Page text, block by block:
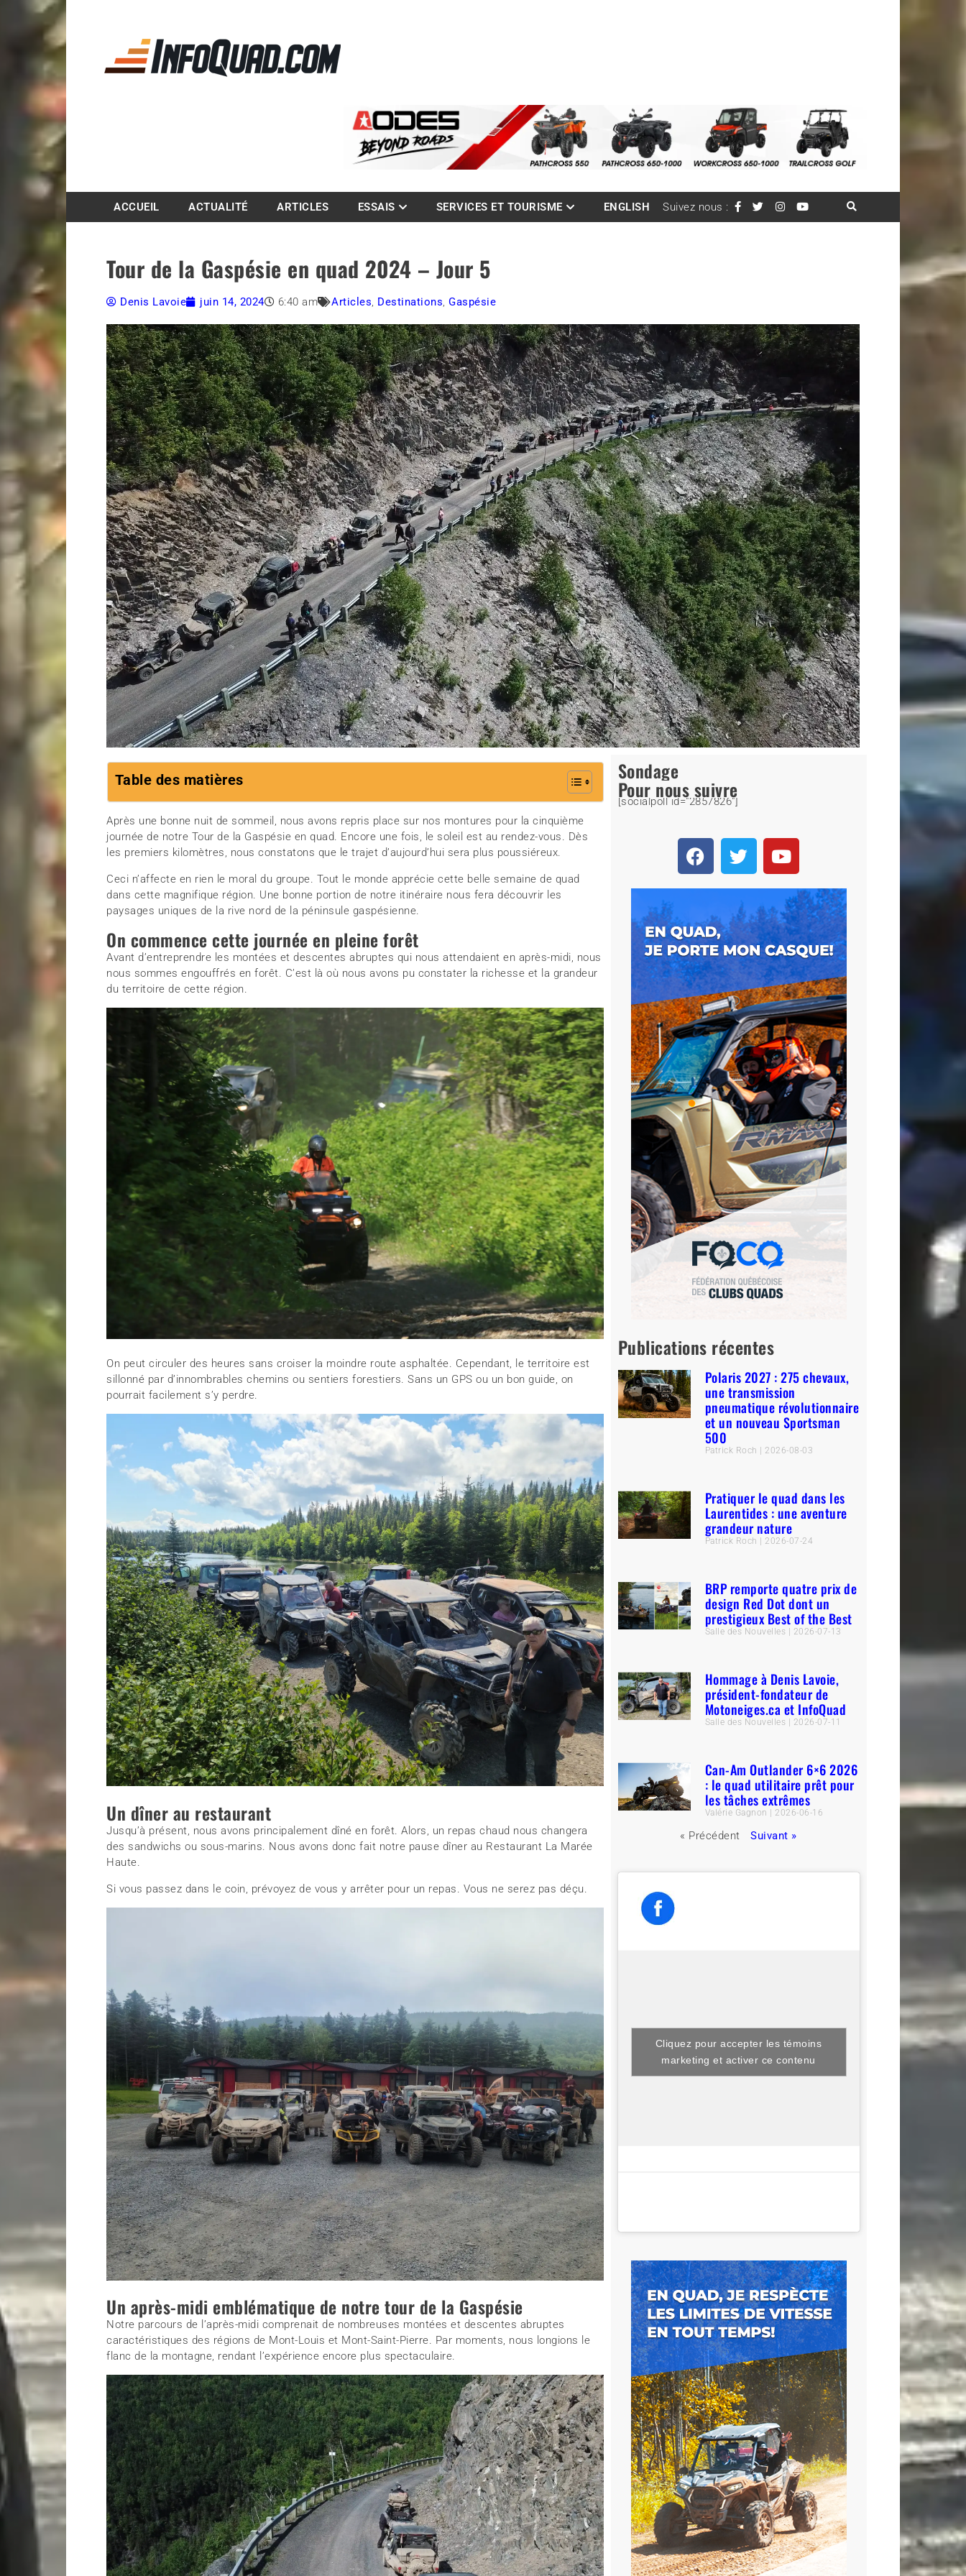
ACCUEIL ACTUALITÉ ARTICLES ESSAIS SERVICES ET TOURISME ENGLISH Suivez nous :
Tour de la Gaspésie en quad 2024 – Jour 5
Denis Lavoie juin 14, 2024 6:40 am Articles, Destinations,Gaspésie
Table des matières
Après une bonne nuit de sommeil, nous avons repris place sur nos montures pour la cinquième
journée de notre Tour de la Gaspésie en quad. Encore une fois, le soleil est au rendez-vous. Dès
les premiers kilomètres, nous constatons que le trajet d’aujourd’hui sera plus poussiéreux.
Ceci n’affecte en rien le moral du groupe. Tout le monde apprécie cette belle semaine de quad
dans cette magnifique région. Une bonne portion de notre itinéraire nous fera découvrir les
paysages uniques de la rive nord de la péninsule gaspésienne.
On commence cette journée en pleine forêt
Avant d’entreprendre les montées et descentes abruptes qui nous attendaient en après-midi, nous
nous sommes engouffrés en forêt. C’est là où nous avons pu constater la richesse et la grandeur
du territoire de cette région.
On peut circuler des heures sans croiser la moindre route asphaltée. Cependant, le territoire est
sillonné par d’innombrables chemins ou sentiers forestiers. Sans un GPS ou un bon guide, on
pourrait facilement s’y perdre.
Un dîner au restaurant
Jusqu’à présent, nous avons principalement dîné en forêt. Alors, un repas chaud nous changera
des sandwichs ou sous-marins. Nous avons donc fait notre pause dîner au Restaurant La Marée
Haute.
Si vous passez dans le coin, prévoyez de vous y arrêter pour un repas. Vous ne serez pas déçu.
Un après-midi emblématique de notre tour de la Gaspésie
Notre parcours de l’après-midi comprenait de nombreuses montées et descentes abruptes
caractéristiques des régions de Mont-Louis et Mont-Saint-Pierre. Par moments, nous longions le
flanc de la montagne, rendant l’expérience encore plus spectaculaire.
Sondage
[socialpoll id="2857826"]
Pour nous suivre
Publications récentes
Polaris 2027 : 275 chevaux,
une transmission
pneumatique révolutionnaire
et un nouveau Sportsman
500
Patrick Roch 2026-08-03
Pratiquer le quad dans les
Laurentides : une aventure
grandeur nature
Patrick Roch 2026-07-24
BRP remporte quatre prix de
design Red Dot dont un
prestigieux Best of the Best
Salle des Nouvelles 2026-07-13
Hommage à Denis Lavoie,
président-fondateur de
Motoneiges.ca et InfoQuad
Salle des Nouvelles 2026-07-11
Can-Am Outlander 6×6 2026
: le quad utilitaire prêt pour
les tâches extrêmes
Valérie Gagnon 2026-06-16
« Précédent Suivant »
Cliquez pour accepter les témoins
marketing et activer ce contenu